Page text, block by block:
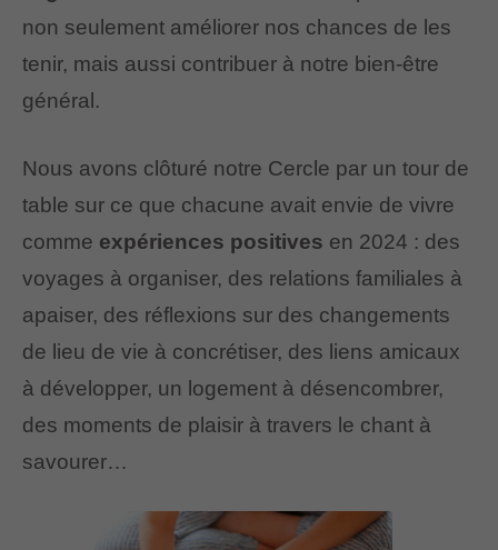
non seulement améliorer nos chances de les
tenir, mais aussi contribuer à notre bien-être
général.
Nous avons clôturé notre Cercle par un tour de
table sur ce que chacune avait envie de vivre
comme expériences positives en 2024 : des
voyages à organiser, des relations familiales à
apaiser, des réflexions sur des changements
de lieu de vie à concrétiser, des liens amicaux
à développer, un logement à désencombrer,
des moments de plaisir à travers le chant à
savourer…